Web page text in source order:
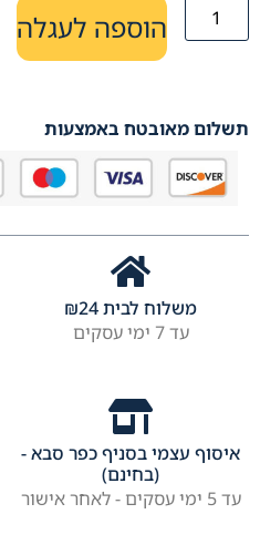
הוספה לעגלה
תשלום מאובטח באמצעות
משלוח לבית ₪24
עד 7 ימי עסקים
איסוף עצמי בסניף כפר סבא -
(בחינם)
עד 5 ימי עסקים - לאחר אישור